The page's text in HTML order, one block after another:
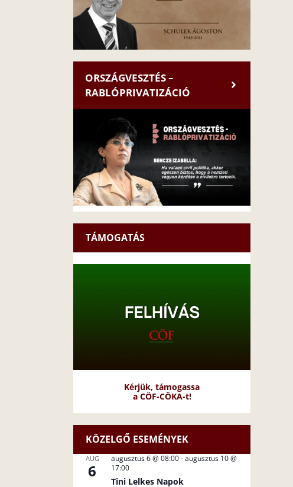
ORSZÁGVESZTÉS –
RABLÓPRIVATIZÁCIÓ
TÁMOGATÁS
Kérjük, támogassa
a CÖF-CÖKA-t!
KÖZELGŐ ESEMÉNYEK
AUG
6
augusztus 6 @ 08:00-augusztus 10 @
17:00
Tini Lelkes Napok